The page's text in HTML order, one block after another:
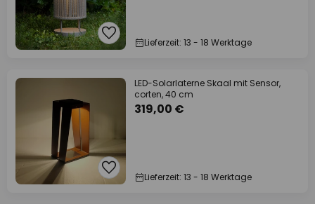
Lieferzeit: 13 - 18 Werktage
LED-Solarlaterne Skaal mit Sensor,
corten, 40 cm
319,00 €
Lieferzeit: 13 - 18 Werktage